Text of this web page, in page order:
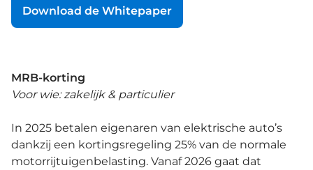
Download de Whitepaper
MRB-korting
Voor wie: zakelijk & particulier
In 2025 betalen eigenaren van elektrische auto’s
dankzij een kortingsregeling 25% van de normale
motorrijtuigenbelasting. Vanaf 2026 gaat dat